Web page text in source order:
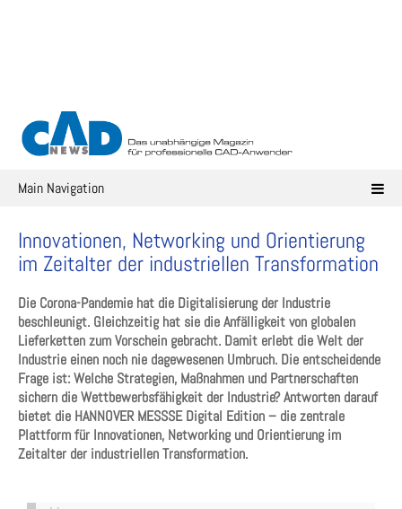
Main Navigation
Innovationen, Networking und Orientierung
im Zeitalter der industriellen Transformation
Die Corona-Pandemie hat die Digitalisierung der Industrie
beschleunigt. Gleichzeitig hat sie die Anfälligkeit von globalen
Lieferketten zum Vorschein gebracht. Damit erlebt die Welt der
Industrie einen noch nie dagewesenen Umbruch. Die entscheidende
Frage ist: Welche Strategien, Maßnahmen und Partnerschaften
sichern die Wettbewerbsfähigkeit der Industrie? Antworten darauf
bietet die HANNOVER MESSSE Digital Edition – die zentrale
Plattform für Innovationen, Networking und Orientierung im
Zeitalter der industriellen Transformation.